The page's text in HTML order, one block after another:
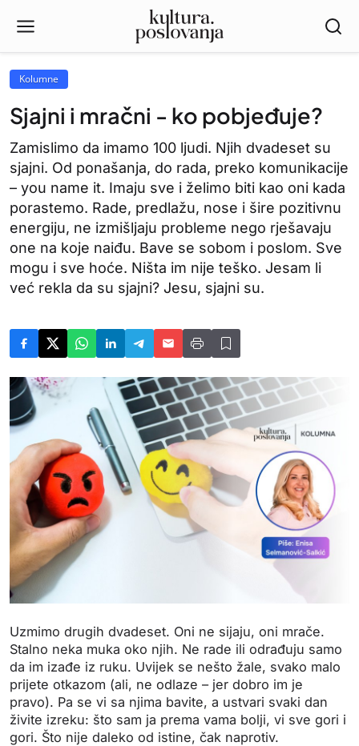
Kolumne
Sjajni i mračni - ko pobjeđuje?
Zamislimo da imamo 100 ljudi. Njih dvadeset su
sjajni. Od ponašanja, do rada, preko komunikacije
– you name it. Imaju sve i želimo biti kao oni kada
porastemo. Rade, predlažu, nose i šire pozitivnu
energiju, ne izmišljaju probleme nego rješavaju
one na koje naiđu. Bave se sobom i poslom. Sve
mogu i sve hoće. Ništa im nije teško. Jesam li
već rekla da su sjajni? Jesu, sjajni su.
Uzmimo drugih dvadeset. Oni ne sijaju, oni mrače.
Stalno neka muka oko njih. Ne rade ili odrađuju samo
da im izađe iz ruku. Uvijek se nešto žale, svako malo
prijete otkazom (ali, ne odlaze – jer dobro im je
pravo). Pa se vi sa njima bavite, a ustvari svaki dan
živite izreku: što sam ja prema vama bolji, vi sve gori i
gori. Što nije daleko od istine, čak naprotiv.